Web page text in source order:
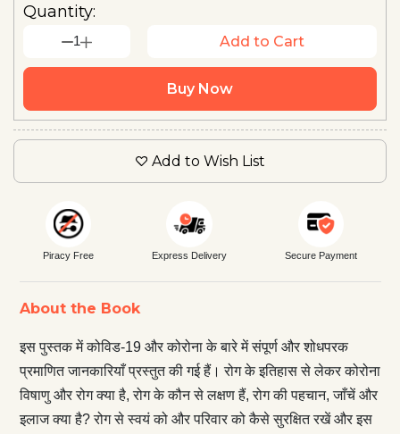
Quantity:
1 Add to Cart
Buy Now
Add to Wish List
Piracy Free Express Delivery Secure Payment
About the Book
इस पुस्तक में कोविड-19 और कोरोना के बारे में संपूर्ण और शोधपरक
प्रमाणित जानकारियाँ प्रस्तुत की गई हैं। रोग के इतिहास से लेकर कोरोना
विषाणु और रोग क्या है, रोग के कौन से लक्षण हैं, रोग की पहचान, जाँचें और
इलाज क्या है? रोग से स्वयं को और परिवार को कैसे सुरक्षित रखें और इस